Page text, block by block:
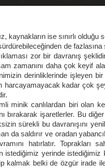
kaynakların ise sınırlı olduğu
de
zor bir davranış
zamanını daha çok keyif
derinliklerinde işleyen
harcayamayacak kadar çok
minik canlılardan biri olan
bırakarak işaretlerler. Bu
sürekli bu davranışını
da saldırır ve oradan
hatırlatır. Toprakları
istediğimiz yerinde istediğimiz
kalmak belki de özgür irade